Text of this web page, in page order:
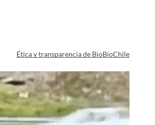
Ética y transparencia de BioBioChile